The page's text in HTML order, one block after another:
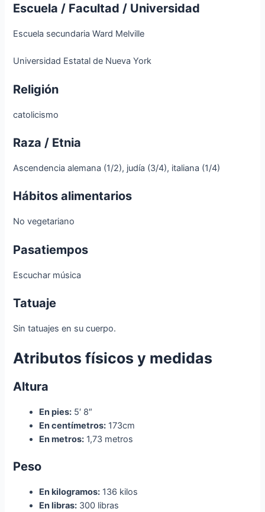
Escuela / Facultad / Universidad
Escuela secundaria Ward Melville
Universidad Estatal de Nueva York
Religión
catolicismo
Raza / Etnia
Ascendencia alemana (1/2), judía (3/4), italiana (1/4)
Hábitos alimentarios
No vegetariano
Pasatiempos
Escuchar música
Tatuaje
Sin tatuajes en su cuerpo.
Atributos físicos y medidas
Altura
En pies: 5′ 8″
En centímetros: 173cm
En metros: 1,73 metros
Peso
En kilogramos: 136 kilos
En libras: 300 libras